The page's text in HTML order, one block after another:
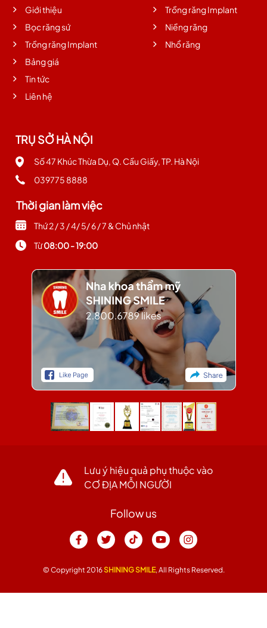
Giới thiệu
Bọc răng sứ
Trồng răng Implant
Bảng giá
Tin tức
Liên hệ
Trồng răng Implant
Niềng răng
Nhổ răng
TRỤ SỞ HÀ NỘI
Số 47 Khúc Thừa Dụ, Q. Cầu Giấy, TP. Hà Nội
039775 8888
Thời gian làm việc
Thứ 2 / 3 / 4/ 5/ 6 / 7 & Chủ nhật
Từ08:00 - 19:00
Lưu ý hiệu quả phụ thuộc vào
CƠ ĐỊA MỖI NGƯỜI
Follow us
© Copyright 2016SHINING SMILE, All Rights Reserved.